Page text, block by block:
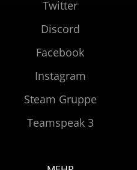
Twitter
Discord
Facebook
Instagram
Steam Gruppe
Teamspeak 3